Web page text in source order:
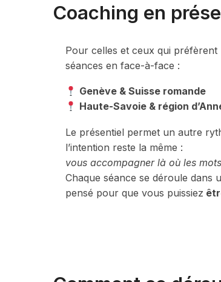
Coaching en
Pour celles et ceux qui préfèrent
séances en face-à-face :
Genève & Suisse romande
Haute-Savoie & région
Le présentiel permet un autre
l’intention reste la même :
vous accompagner là où les
Chaque séance se déroule dans
pensé pour que vous puissiez